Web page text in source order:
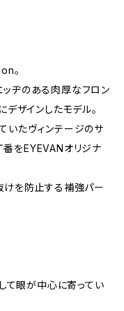
。
ッヂのある肉厚なフロン
ザインしたモデル。
いたヴィンテージのサ
をEYEVANオリジナ
を防止する補強パー
て眼が中心に寄ってい